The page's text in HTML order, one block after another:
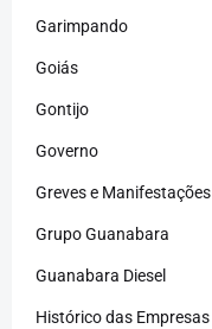
Garimpando
Goiás
Gontijo
Governo
Greves e Manifestações
Grupo Guanabara
Guanabara Diesel
Histórico das Empresas